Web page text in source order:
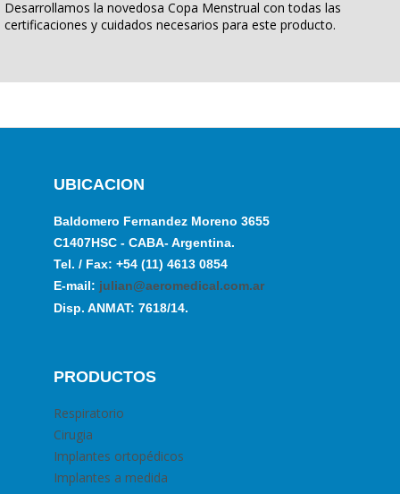
Desarrollamos la novedosa Copa Menstrual con todas las
certificaciones y cuidados necesarios para este producto.
UBICACION
Baldomero Fernandez Moreno 3655
C1407HSC - CABA- Argentina.
Tel. / Fax: +54 (11) 4613 0854
E-mail: julian@aeromedical.com.ar
Disp. ANMAT: 7618/14.
PRODUCTOS
Respiratorio
Cirugia
Implantes ortopédicos
Implantes a medida